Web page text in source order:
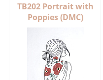
TB202 Portrait with
Poppies (DMC)